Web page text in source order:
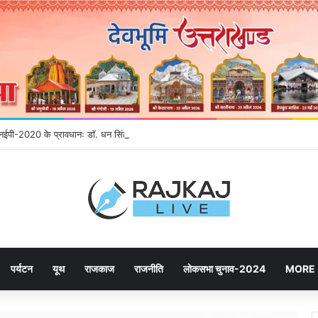
2020 के प्रावधानः डाॅ. धन सिंह रावत
पर्यटन यूथ राजकाज राजनीति लोकसभा चुनाव-2024 MORE